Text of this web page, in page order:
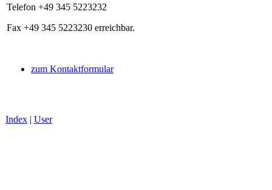
Telefon +49 345 5223232
Fax +49 345 5223230 erreichbar.
zum Kontaktformular
Index | User